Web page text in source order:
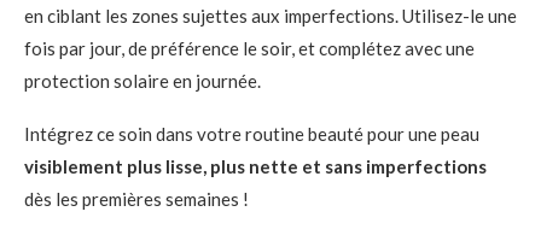
en ciblant les zones sujettes aux imperfections. Utilisez-le une
fois par jour, de préférence le soir, et complétez avec une
protection solaire en journée.
Intégrez ce soin dans votre routine beauté pour une peau
visiblement plus lisse, plus nette et sans imperfections
dès les premières semaines !